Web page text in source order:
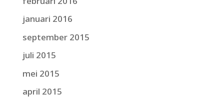
januari 2016
september 2015
juli 2015
mei 2015
april 2015